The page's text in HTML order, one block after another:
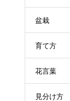
盆栽
育て方
花言葉
見分け方